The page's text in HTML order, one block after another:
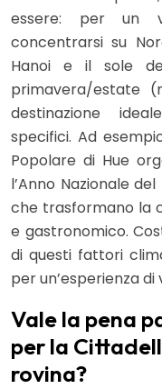
essere: per un
concentrarsi su
Hanoi e il sole
primavera/estate
destinazione
specifici. Ad
Popolare di Hue
l’Anno Nazionale
che trasformano la
e gastronomico.
di questi fattori
per un’esperienza
Vale la pena
per la
rovina?